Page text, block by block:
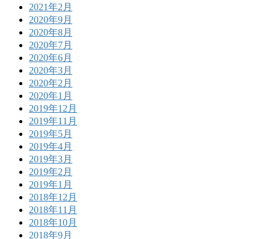
2021年2月
2020年9月
2020年8月
2020年7月
2020年6月
2020年3月
2020年2月
2020年1月
2019年12月
2019年11月
2019年5月
2019年4月
2019年3月
2019年2月
2019年1月
2018年12月
2018年11月
2018年10月
2018年9月